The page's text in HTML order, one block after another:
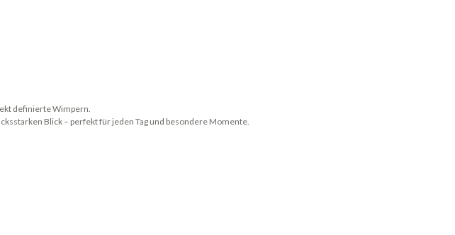
definierte Wimpern.
Blick – perfekt für jeden Tag und besondere Momente.